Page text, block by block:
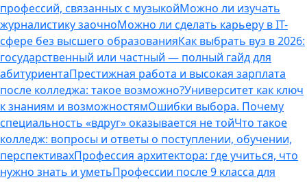
профессий, связанных с музыкойМожно ли изучать
журналистику заочноМожно ли сделать карьеру в IT-
сфере без высшего образованияКак выбрать вуз в 2026:
государственный или частный — полный гайд для
абитуриентаПрестижная работа и высокая зарплата
после колледжа: такое возможно?Университет как ключ
к знаниям и возможностямОшибки выбора. Почему
специальность «вдруг» оказывается не тойЧто такое
колледж: вопросы и ответы о поступлении, обучении,
перспективахПрофессия архитектора: где учиться, что
нужно знать и уметьПрофессии после 9 класса для